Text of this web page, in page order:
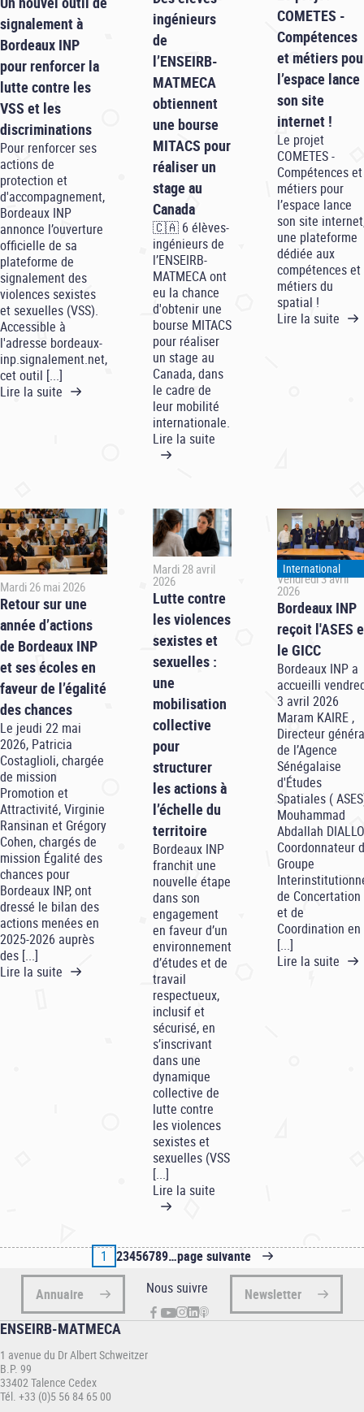
signalement à
Bordeaux INP
pour renforcer la
lutte contre les
VSS et les
discriminations
Pour renforcer ses
actions de
protection et
d'accompagnement,
Bordeaux INP
annonce l’ouverture
officielle de sa
plateforme de
signalement des
violences sexistes
et sexuelles (VSS).
Accessible à
l'adresse bordeaux-
inp.signalement.net,
cet outil [...]
Lire la suite
ingénieurs
de
l’ENSEIRB-
MATMECA
obtiennent
une bourse
MITACS pour
réaliser un
stage au
Canada
🇨🇦 6 élèves-
ingénieurs de
l’ENSEIRB-
MATMECA ont
eu la chance
d'obtenir une
bourse MITACS
pour réaliser
un stage au
Canada, dans
le cadre de
leur mobilité
internationale.
Lire la suite
COMETES -
Compétences
et métiers
l’espace lance
son site
internet !
Le projet
COMETES -
Compétences et
métiers pour
l’espace lance
son site
une plateforme
dédiée aux
compétences et
métiers du
spatial !
Lire la suite
Mardi 26 mai 2026
Retour sur une
année d’actions
de Bordeaux INP
et ses écoles en
faveur de l’égalité
des chances
Le jeudi 22 mai
2026, Patricia
Costaglioli, chargée
de mission
Promotion et
Attractivité, Virginie
Ransinan et Grégory
Cohen, chargés de
mission Égalité des
chances pour
Bordeaux INP, ont
dressé le bilan des
actions menées en
2025-2026 auprès
des [...]
Lire la suite
Mardi 28 avril
2026
Lutte contre
les violences
sexistes et
sexuelles :
une
mobilisation
collective
pour
structurer
les actions à
l’échelle du
territoire
Bordeaux INP
franchit une
nouvelle étape
dans son
engagement
en faveur d’un
environnement
d’études et de
travail
respectueux,
inclusif et
sécurisé, en
s’inscrivant
dans une
dynamique
collective de
lutte contre
les violences
sexistes et
sexuelles (VSS
[...]
Lire la suite
International
Vendredi 3 avril
2026
Bordeaux INP
reçoit l'ASES
le GICC
Bordeaux INP a
accueilli
3 avril 2026
Maram KAIRE ,
Directeur
de l’Agence
Sénégalaise
d'Études
Spatiales (
Mouhammad
Abdallah
Coordonnateur
Groupe
de Concertation
et de
Coordination en
[...]
Lire la suite
Pagination
Page
1 Page
2Page
3Page
4Page
5Page
6Page
7Page
8Page
9…Page
page suivante
Annuaire Nous suivre Newsletter
ENSEIRB-MATMECA
1 avenue du Dr Albert Schweitzer
B.P. 99
33402 Talence Cedex
Tél. +33 (0)5 56 84 65 00